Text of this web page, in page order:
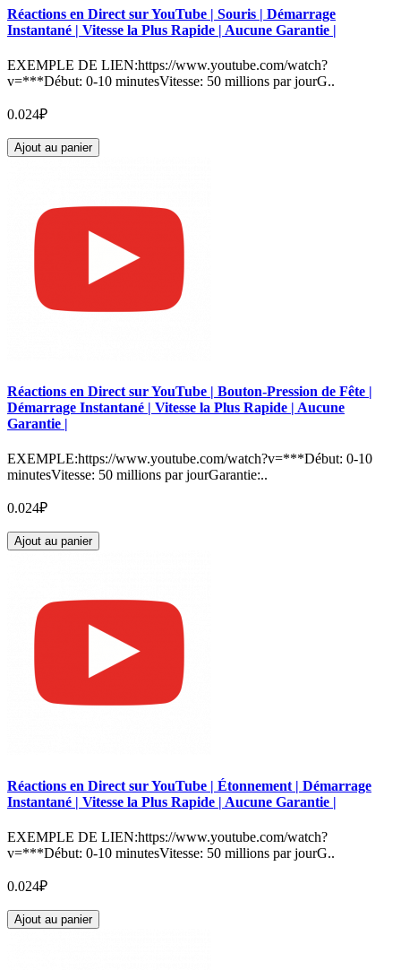
Réactions en Direct sur YouTube | Souris | Démarrage
Instantané | Vitesse la Plus Rapide | Aucune Garantie |
EXEMPLE DE LIEN:https://www.youtube.com/watch?
v=***Début: 0-10 minutesVitesse: 50 millions par jourG..
0.024₽
Ajout au panier
Réactions en Direct sur YouTube | Bouton-Pression de Fête |
Démarrage Instantané | Vitesse la Plus Rapide | Aucune
Garantie |
EXEMPLE:https://www.youtube.com/watch?v=***Début: 0-10
minutesVitesse: 50 millions par jourGarantie:..
0.024₽
Ajout au panier
Réactions en Direct sur YouTube | Étonnement | Démarrage
Instantané | Vitesse la Plus Rapide | Aucune Garantie |
EXEMPLE DE LIEN:https://www.youtube.com/watch?
v=***Début: 0-10 minutesVitesse: 50 millions par jourG..
0.024₽
Ajout au panier